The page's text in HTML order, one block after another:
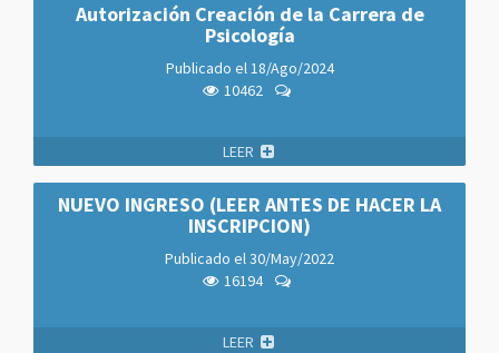
Autorización Creación de la Carrera de
Psicología
Publicado el18/Ago/2024
10462
LEER
NUEVO INGRESO (LEER ANTES DE HACER LA
INSCRIPCION)
Publicado el30/May/2022
16194
LEER